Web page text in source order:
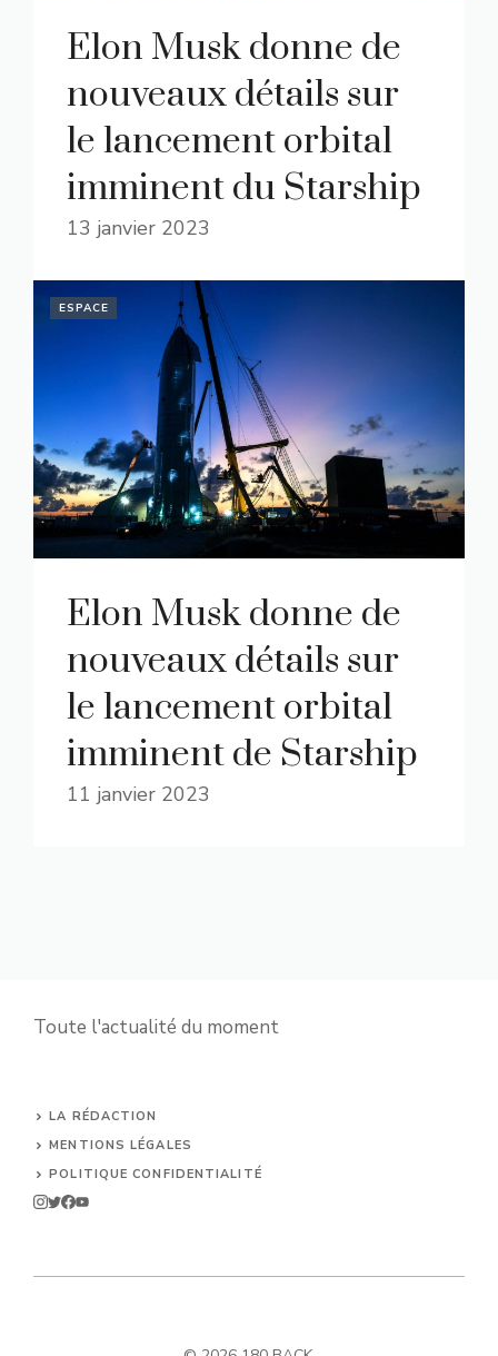
Elon Musk donne de
nouveaux détails sur
le lancement orbital
imminent du Starship
13 janvier 2023
ESPACE
Elon Musk donne de
nouveaux détails sur
le lancement orbital
imminent de Starship
11 janvier 2023
Toute l'actualité du moment
LA RÉDACTION
MENTIONS LÉGALES
POLITIQUE CONFIDENTIALITÉ